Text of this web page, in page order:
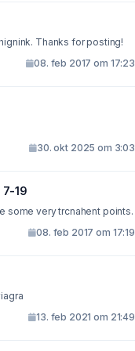
Thanks for posting!
08. feb 2017 om 17:23
30. okt 2025 om 3:03
7-19
some very trcnahent points.
08. feb 2017 om 17:19
viagriyvik.com/ viagra
13. feb 2021 om 21:49